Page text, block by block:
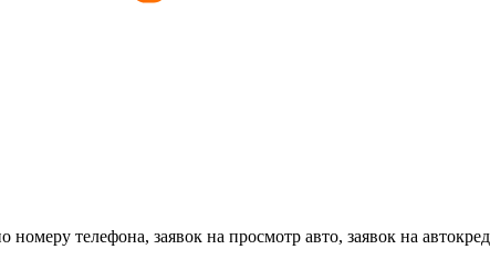
телефона, заявок на просмотр авто, заявок на